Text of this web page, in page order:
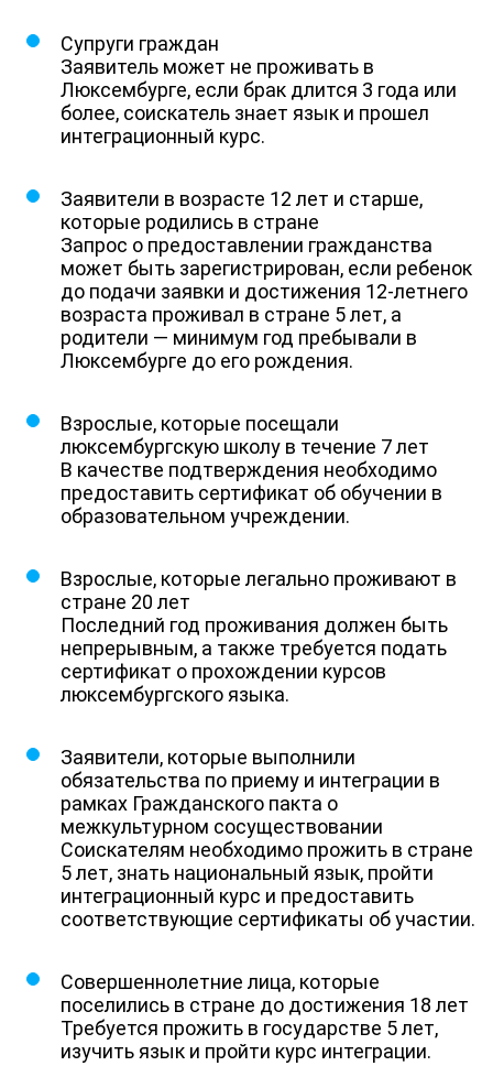
Супруги граждан
Заявитель может не проживать в
Люксембурге, если брак длится 3 года или
более, соискатель знает язык и прошел
интеграционный курс.
Заявители в возрасте 12 лет и старше,
которые родились в стране
Запрос о предоставлении гражданства
может быть зарегистрирован, если ребенок
до подачи заявки и достижения 12-летнего
возраста проживал в стране 5 лет, а
родители — минимум год пребывали в
Люксембурге до его рождения.
Взрослые, которые посещали
люксембургскую школу в течение 7 лет
В качестве подтверждения необходимо
предоставить сертификат об обучении в
образовательном учреждении.
Взрослые, которые легально проживают в
стране 20 лет
Последний год проживания должен быть
непрерывным, а также требуется подать
сертификат о прохождении курсов
люксембургского языка.
Заявители, которые выполнили
обязательства по приему и интеграции в
рамках Гражданского пакта о
межкультурном сосуществовании
Соискателям необходимо прожить в стране
5 лет, знать национальный язык, пройти
интеграционный курс и предоставить
соответствующие сертификаты об участии.
Совершеннолетние лица, которые
поселились в стране до достижения 18 лет
Требуется прожить в государстве 5 лет,
изучить язык и пройти курс интеграции.